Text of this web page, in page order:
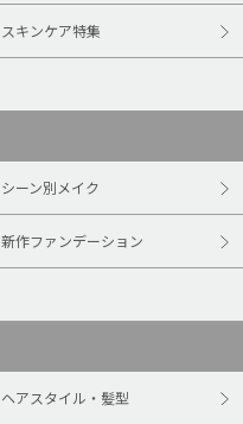
スキンケア特集
シーン別メイク
新作ファンデーション
ヘアスタイル・髪型